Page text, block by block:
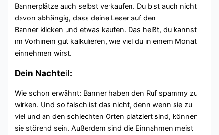
Bannerplätze auch selbst verkaufen. Du bist auch nicht
davon abhängig, dass deine Leser auf den
Banner klicken und etwas kaufen. Das heißt, du kannst
im Vorhinein gut kalkulieren, wie viel du in einem Monat
einnehmen wirst.
Dein Nachteil:
Wie schon erwähnt: Banner haben den Ruf spammy zu
wirken. Und so falsch ist das nicht, denn wenn sie zu
viel und an den schlechten Orten platziert sind, können
sie störend sein. Außerdem sind die Einnahmen meist